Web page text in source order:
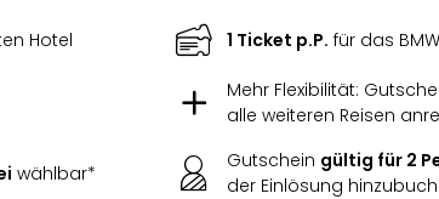
Hotel 1 Ticket p.P. für das
Mehr Flexibilität:
alle weiteren Reisen
wählbar*
Gutschein gültig für 2
der Einlösung